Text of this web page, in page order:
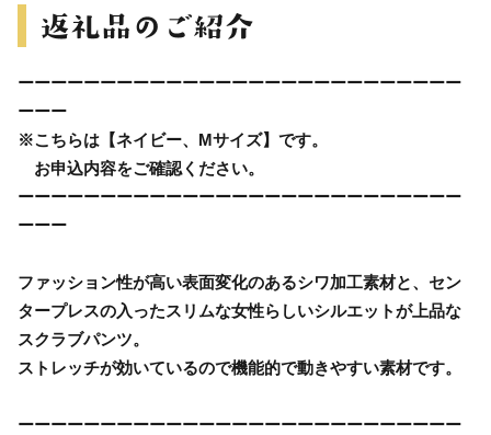
ーーーーーーーーーーーーーーーーーーーーーーーーーーー
ーーー
※こちらは【ネイビー、Mサイズ】です。
お申込内容をご確認ください。
ーーーーーーーーーーーーーーーーーーーーーーーーーーー
ーーー
ファッション性が高い表面変化のあるシワ加工素材と、セン
タープレスの入ったスリムな女性らしいシルエットが上品な
スクラブパンツ。
ストレッチが効いているので機能的で動きやすい素材です。
ーーーーーーーーーーーーーーーーーーーーーーーーーーー